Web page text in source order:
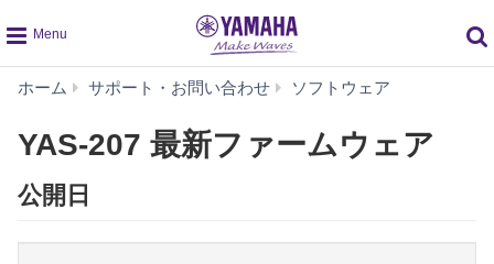
global
navigation
ホーム サポート・お問い合わせ ソフトウェア
最
新
ム
YAS-207 最新ファームウェア
公開日